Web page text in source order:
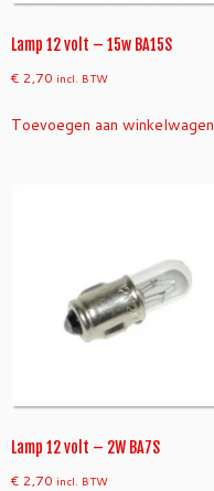
Lamp 12 volt – 15w BA15S
€ 2,70 incl. BTW
Toevoegen aan winkelwagen
Lamp 12 volt – 2W BA7S
€ 2,70 incl. BTW